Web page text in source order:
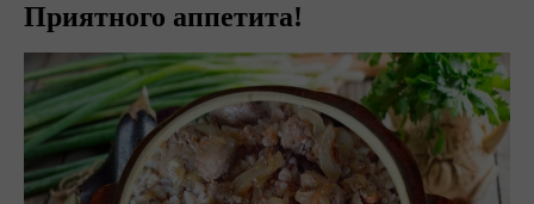
Приятного аппетита!